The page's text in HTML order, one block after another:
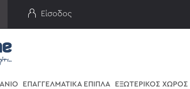
Είσοδος
ΕΠΑΓΓΕΛΜΑΤΙΚΑ ΕΠΙΠΛΑ ΕΞΩΤΕΡΙΚΟΣ ΧΩΡΟΣ